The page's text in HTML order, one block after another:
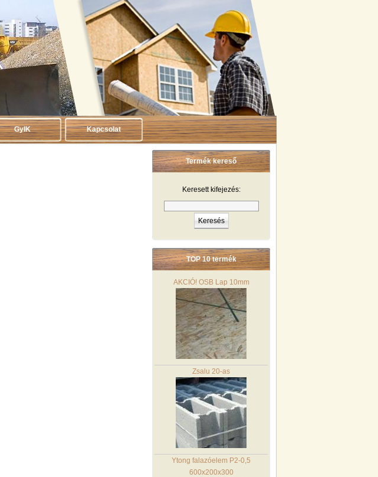
GyIK Kapcsolat
Termék kereső
Keresett kifejezés:
TOP 10 termék
AKCIÓ! OSB Lap 10mm
Zsalu 20-as
Ytong falazóelem P2-0,5
600x200x300